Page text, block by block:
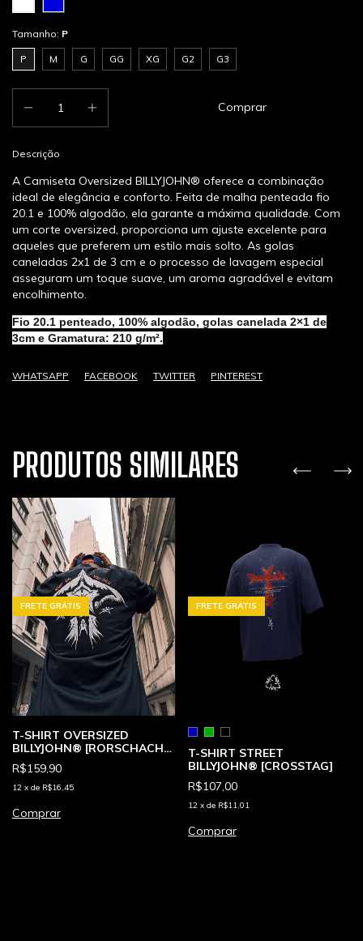
Tamanho: P
P M G GG XG G2 G3
Descrição
A Camiseta Oversized BILLYJOHN® oferece a combinação
ideal de elegância e conforto. Feita de malha penteada fio
20.1 e 100% algodão, ela garante a máxima qualidade. Com
um corte oversized, proporciona um ajuste excelente para
aqueles que preferem um estilo mais solto. As golas
caneladas 2x1 de 3 cm e o processo de lavagem especial
asseguram um toque suave, um aroma agradável e evitam
encolhimento.
Fio 20.1 penteado, 100% algodão, golas canelada 2×1 de
3cm e Gramatura: 210 g/m².
WHATSAPP FACEBOOK TWITTER PINTEREST
PRODUTOS SIMILARES
FRETE GRÁTIS
T-SHIRT OVERSIZED
BILLYJOHN® [RORSCHACH
TEST]
R$159,90
12 x de R$16,45
Comprar
FRETE GRÁTIS
T-SHIRT STREET
BILLYJOHN® [CROSSTAG]
R$107,00
12 x de R$11,01
Comprar